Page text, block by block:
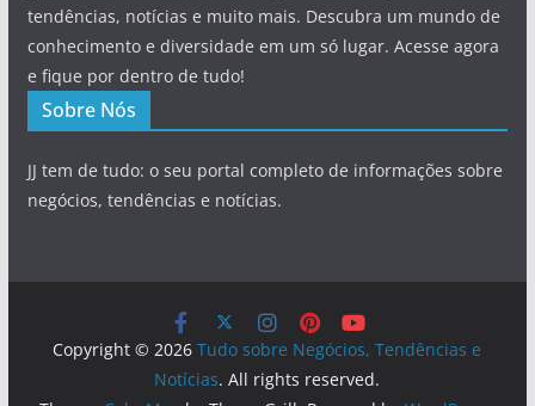
tendências, notícias e muito mais. Descubra um mundo de
conhecimento e diversidade em um só lugar. Acesse agora
e fique por dentro de tudo!
Sobre Nós
JJ tem de tudo: o seu portal completo de informações sobre
negócios, tendências e notícias.
Copyright © 2026Tudo sobre Negócios, Tendências e
Notícias. All rights reserved.